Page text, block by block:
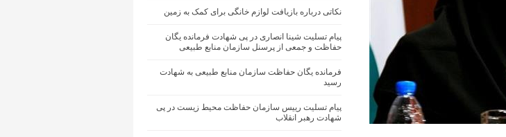
نکاتی درباره بازیافت لوازم خانگی برای کمک به زمین
پیام تسلیت شینا انصاری در پی شهادت فرمانده یگان
حفاظت و جمعی از پرسنل سازمان منابع طبیعی
فرمانده یگان حفاظت سازمان منابع طبیعی به شهادت
رسید
پیام تسلیت رییس سازمان حفاظت محیط زیست در پی
شهادت رهبر انقلاب